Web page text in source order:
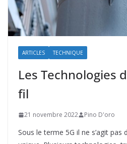
ARTICLES TECHNIQUE
Les Technologies
fil
21 novembre 2022 Pino D'oro
Sous le terme 5G il ne s’agit pas